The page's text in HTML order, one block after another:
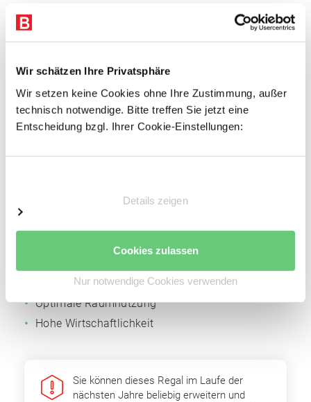
Wir schätzen Ihre Privatsphäre
Wir setzen keine Cookies ohne Ihre Zustimmung, außer
technisch notwendige. Bitte treffen Sie jetzt eine
Entscheidung bzgl. Ihrer Cookie-Einstellungen:
Details zeigen
Cookies zulassen
Nur notwendige Cookies verwenden
Fachböden
Anzahl der Böden: 6
Oberflächen glanzverzinkt
3-fach gekantet, 40 mm Rohrkante, für
außergewöhnliche Stabilität
Schnelle Fachbodenmontage dank steckbarer
Fachbodenträger
Anbaufelder
Optimale Raumnutzung
Hohe Wirtschaftlichkeit
Sie können dieses Regal im Laufe der
nächsten Jahre beliebig erweitern und